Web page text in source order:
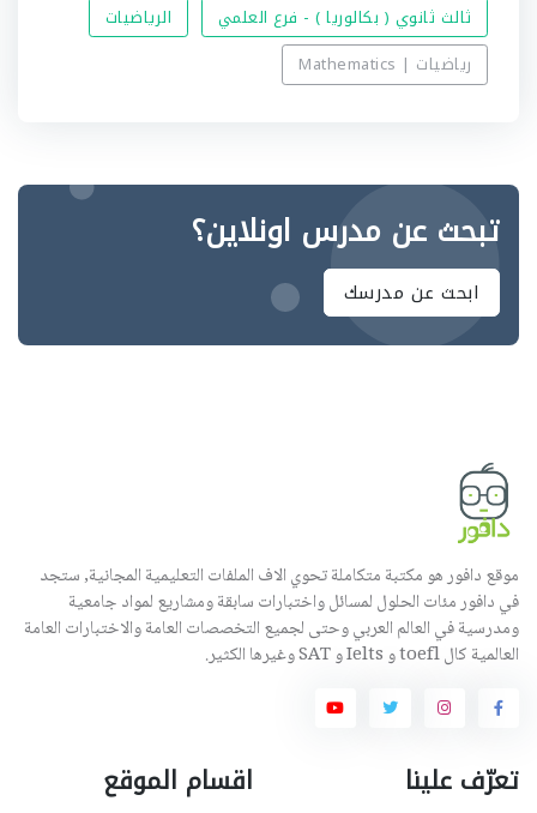
ثالث ثانوي ( بكالوريا ) - فرع العلمي
الرياضيات
رياضيات | Mathematics
تبحث عن مدرس اونلاين؟
ابحث عن مدرسك
موقع دافور هو مكتبة متكاملة تحوي الاف الملفات التعليمية المجانية, ستجد
في دافور مئات الحلول لمسائل واختبارات سابقة ومشاريع لمواد جامعية
ومدرسية في العالم العربي وحتى لجميع التخصصات العامة والاختبارات العامة
العالمية كال toefl و Ielts و SAT وغيرها الكثير.
تعرّف علينا اقسام الموقع